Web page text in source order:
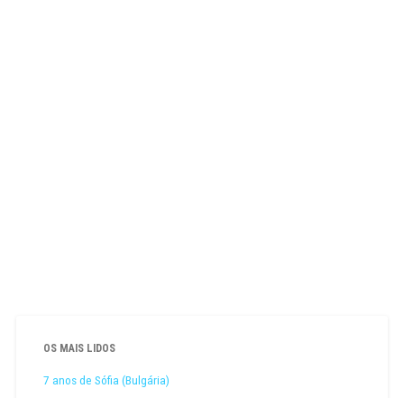
OS MAIS LIDOS
7 anos de Sófia (Bulgária)